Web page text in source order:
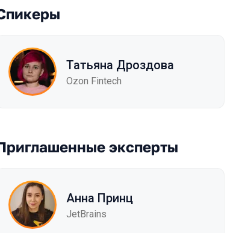
Татьяна Дроздова
Ozon Fintech
эксперты
Анна Принц
JetBrains